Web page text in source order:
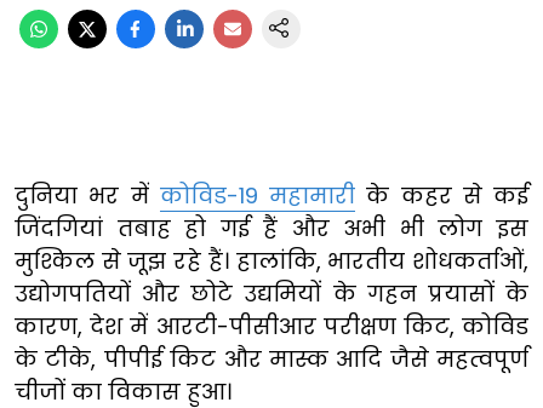
दुनिया भर में कोविड-19 महामारी के कहर से कई
जिंदगियां तबाह हो गई हैं और अभी भी लोग इस
मुश्किल से जूझ रहे हैं। हालांकि, भारतीय शोधकर्ताओं,
उद्योगपतियों और छोटे उद्यमियों के गहन प्रयासों के
कारण, देश में आरटी-पीसीआर परीक्षण किट, कोविड
के टीके, पीपीई किट और मास्क आदि जैसे महत्वपूर्ण
चीजों का विकास हुआ।